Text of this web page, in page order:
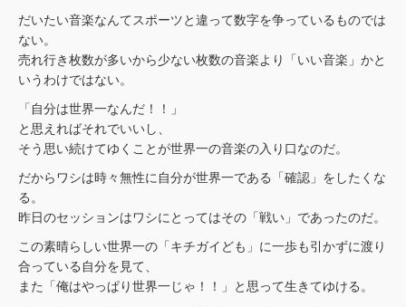
だいたい音楽なんてスポーツと違って数字を争っているものでは
ない。
売れ行き枚数が多いから少ない枚数の音楽より「いい音楽」かと
いうわけではない。
「自分は世界一なんだ！！」
と思えればそれでいいし、
そう思い続けてゆくことが世界一の音楽の入り口なのだ。
だからワシは時々無性に自分が世界一である「確認」をしたくな
る。
昨日のセッションはワシにとってはその「戦い」であったのだ。
この素晴らしい世界一の「キチガイども」に一歩も引かずに渡り
合っている自分を見て、
また「俺はやっぱり世界一じゃ！！」と思って生きてゆける。